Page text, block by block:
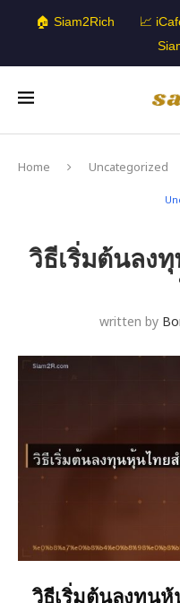
🏠 Siam2Rich 📈
Home Uncategorized
วิธีเริ่มต้นลง
written by
วิธีเริ่มต้นลงทุน